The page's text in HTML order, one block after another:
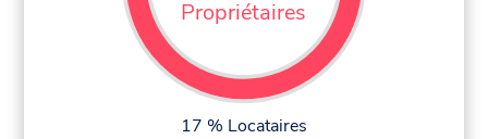
Propriétaires
17 % Locataires